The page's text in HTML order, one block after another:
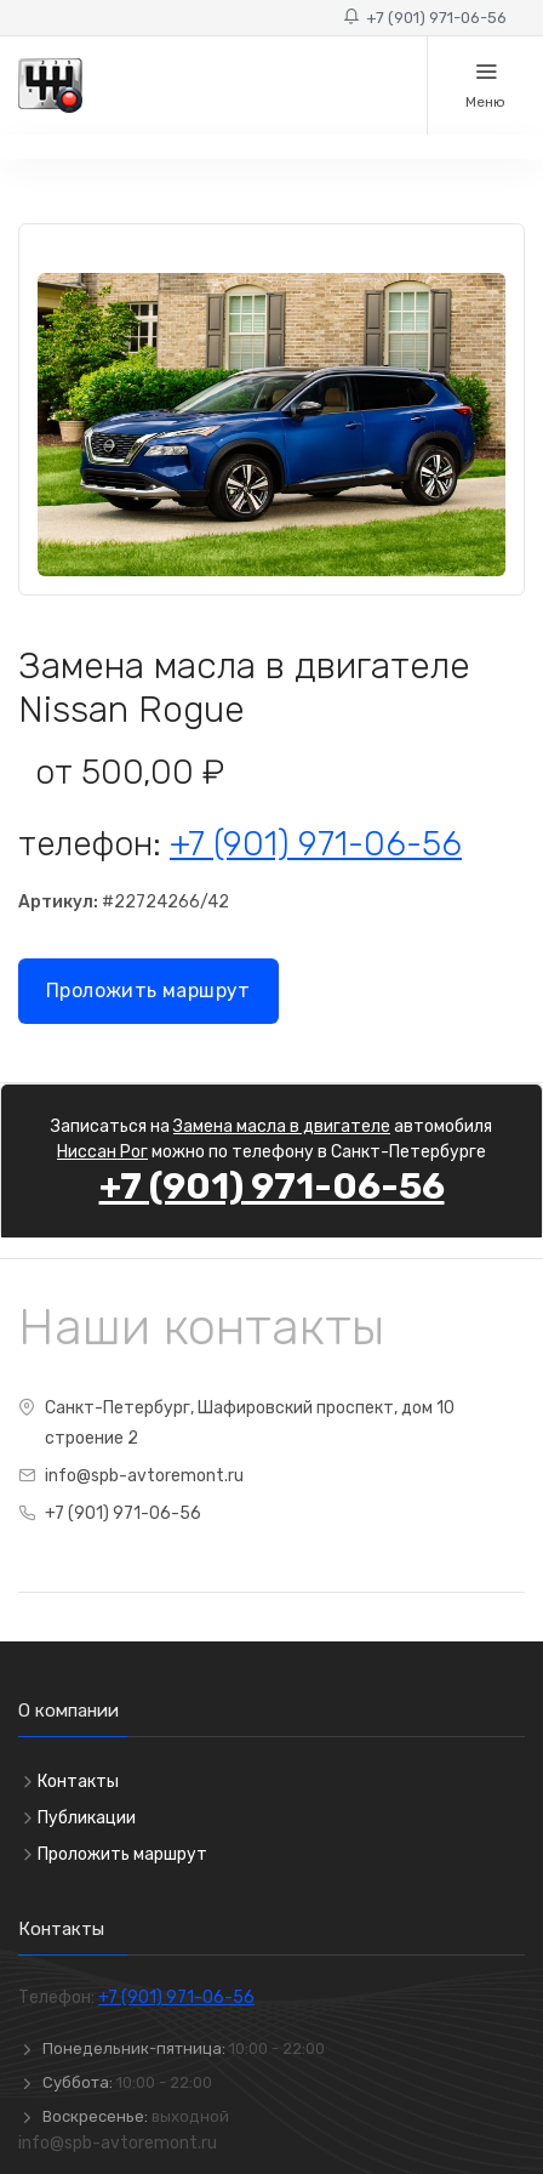
+7 (901) 971-06-56
Меню
Замена масла в двигателе
Nissan Rogue
от 500,00 ₽
телефон: +7 (901) 971-06-56
Артикул: #22724266/42
Проложить маршрут
Записаться наЗамена масла в двигателе автомобиля
Ниссан Рогможно по телефону в Санкт-Петербурге
+7 (901) 971-06-56
Наши контакты
Санкт-Петербург, Шафировский проспект, дом 10
строение 2
info@spb-avtoremont.ru
+7 (901) 971-06-56
О компании
Контакты
Публикации
Проложить маршрут
Контакты
Телефон: +7 (901) 971-06-56
Понедельник-пятница: 10:00 - 22:00
Суббота: 10:00 - 22:00
Воскресенье: выходной
info@spb-avtoremont.ru